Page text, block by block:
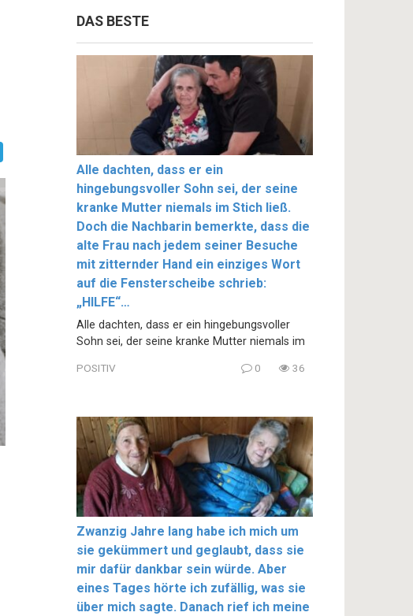
DAS BESTE
Alle dachten, dass er ein
hingebungsvoller Sohn sei, der seine
kranke Mutter niemals im Stich ließ.
Doch die Nachbarin bemerkte, dass die
alte Frau nach jedem seiner Besuche
mit zitternder Hand ein einziges Wort
auf die Fensterscheibe schrieb:
„HILFE“…
Alle dachten, dass er ein hingebungsvoller
Sohn sei, der seine kranke Mutter niemals im
POSITIV 0 36
Zwanzig Jahre lang habe ich mich um
sie gekümmert und geglaubt, dass sie
mir dafür dankbar sein würde. Aber
eines Tages hörte ich zufällig, was sie
über mich sagte. Danach rief ich meine